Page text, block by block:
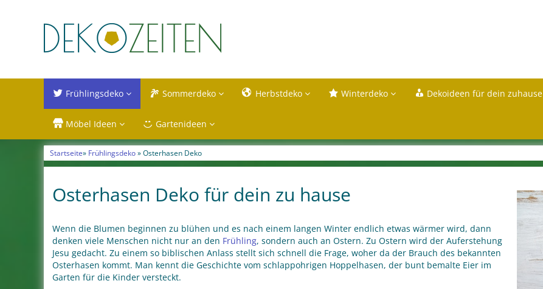
Frühlingsdeko Sommerdeko Herbstdeko Winterdeko Dekoideen für dein zuhause
Möbel Ideen Gartenideen
Startseite» Frühlingsdeko» Osterhasen Deko
Osterhasen Deko für dein zu hause
Wenn die Blumen beginnen zu blühen und es nach einem langen Winter endlich etwas wärmer wird, dann
denken viele Menschen nicht nur an den Frühling, sondern auch an Ostern. Zu Ostern wird der Auferstehung
Jesu gedacht. Zu einem so biblischen Anlass stellt sich schnell die Frage, woher da der Brauch des bekannten
Osterhasen kommt. Man kennt die Geschichte vom schlappohrigen Hoppelhasen, der bunt bemalte Eier im
Garten für die Kinder versteckt.